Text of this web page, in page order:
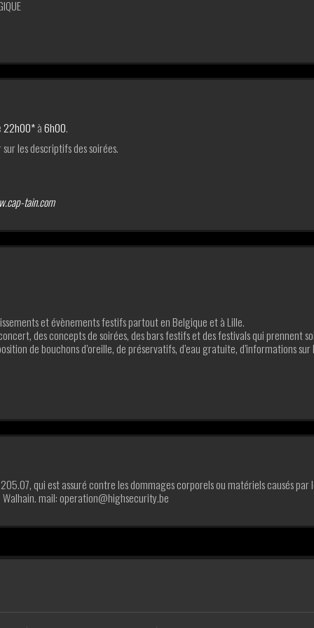
22h00*à6h00.
les descriptifs des soirées.
tain.com
et évènements festifs partout en Belgique et à Lille.
des concepts de soirées, des bars festifs et des festivals qui prennent
de bouchons d’oreille, de préservatifs, d’eau gratuite, d’informations
qui est assuré contre les dommages corporels ou matériels causés
mail: operation@highsecurity.be